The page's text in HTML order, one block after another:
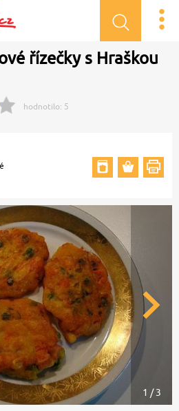
řízečky s Hraškou
hodnotilo: 5
1 / 3